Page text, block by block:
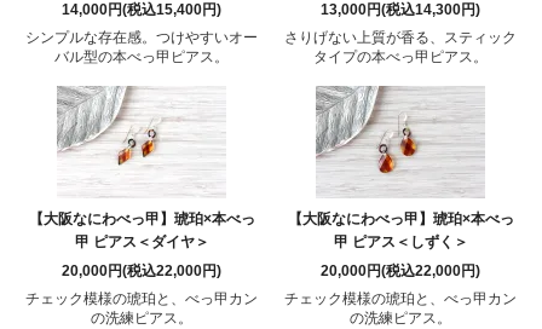
14,000円(税込15,400円)
シンプルな存在感。つけやすいオー
バル型の本べっ甲ピアス。
13,000円(税込14,300円)
さりげない上質が香る、スティック
タイプの本べっ甲ピアス。
【大阪なにわべっ甲】琥珀×本べっ
甲 ピアス＜ダイヤ＞
20,000円(税込22,000円)
チェック模様の琥珀と、べっ甲カン
の洗練ピアス。
【大阪なにわべっ甲】琥珀×本べっ
甲 ピアス＜しずく＞
20,000円(税込22,000円)
チェック模様の琥珀と、べっ甲カン
の洗練ピアス。